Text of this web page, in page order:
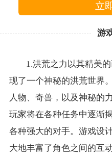
立
1.洪荒之力以其精美
现了一个神秘的洪荒世界
人物、奇兽，以及神秘的
玩家将在各种任务中逐渐
各种强大的对手。游戏设
大地丰富了角色之间的互